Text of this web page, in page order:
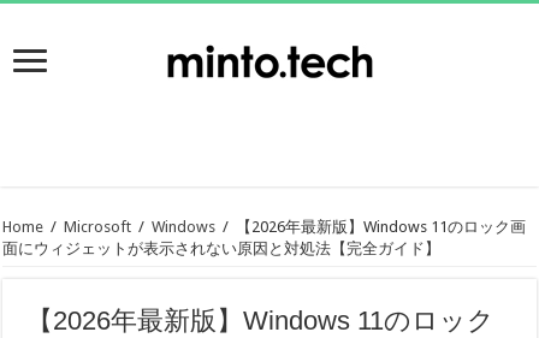
Home / Microsoft / Windows /
【2026年最新版】Windows 11のロック画
面にウィジェットが表示されない原因と対処法【完全ガイド】
【2026年最新版】Windows 11のロック